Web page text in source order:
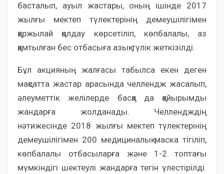
басталып, ауыл жастары, оның ішінде 2017
жылғы мектеп түлектерінің демеушілігімен
қаржылай қолдау көрсетіліп, көпбалалы, аз
қамтылған бес отбасыға азық-түлік жеткізілді.
Бұл акцияның жалғасы табылса екен деген
мақсатта жастар арасында челлендж жасалып,
әлеуметтік желілерде басқа да қайырымды
жандарға жолданады. Челлендждің
нәтижесінде 2018 жылғы мектеп түлектерінің
демеушілігімен 200 медициналық маска тігіліп,
көпбалалы отбасыларға және 1-2 топтағы
мүмкіндігі шектеулі жандарға тегін үлестірілді.